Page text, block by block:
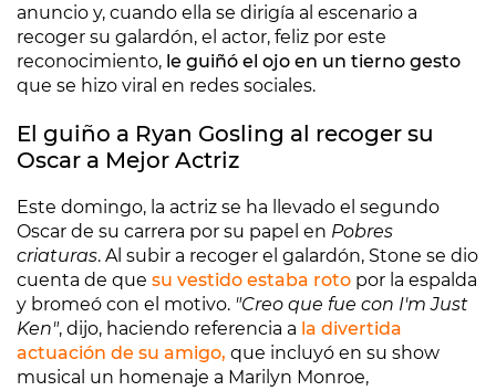
anuncio y, cuando ella se dirigía al escenario a
recoger su galardón, el actor, feliz por este
reconocimiento, le guiñó el ojo en un tierno gesto
que se hizo viral en redes sociales.
El guiño a Ryan Gosling al recoger su
Oscar a Mejor Actriz
Este domingo, la actriz se ha llevado el segundo
Oscar de su carrera por su papel en Pobres
criaturas. Al subir a recoger el galardón, Stone se dio
cuenta de que su vestido estaba roto por la espalda
y bromeó con el motivo. "Creo que fue con I'm Just
Ken", dijo, haciendo referencia a la divertida
actuación de su amigo, que incluyó en su show
musical un homenaje a Marilyn Monroe,